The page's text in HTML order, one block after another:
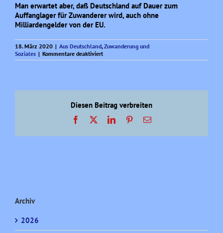
Man erwartet aber, daß Deutschland auf Dauer zum
Auffanglager für Zuwanderer wird, auch ohne
Milliardengelder von der EU.
18. März 2020 | Aus Deutschland,Zuwanderung und
Soziales | Kommentare deaktiviertfür
Unzumutbare
Diesen Beitrag verbreiten
Facebook LinkedInPinterest
E-
Archiv
2026